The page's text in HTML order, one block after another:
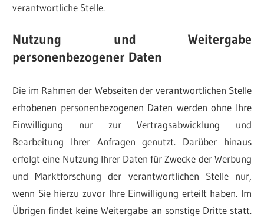
verantwortliche Stelle.
Nutzung und Weitergabe
personenbezogener Daten
Die im Rahmen der Webseiten der verantwortlichen Stelle
erhobenen personenbezogenen Daten werden ohne Ihre
Einwilligung nur zur Vertragsabwicklung und
Bearbeitung Ihrer Anfragen genutzt. Darüber hinaus
erfolgt eine Nutzung Ihrer Daten für Zwecke der Werbung
und Marktforschung der verantwortlichen Stelle nur,
wenn Sie hierzu zuvor Ihre Einwilligung erteilt haben. Im
Übrigen findet keine Weitergabe an sonstige Dritte statt.